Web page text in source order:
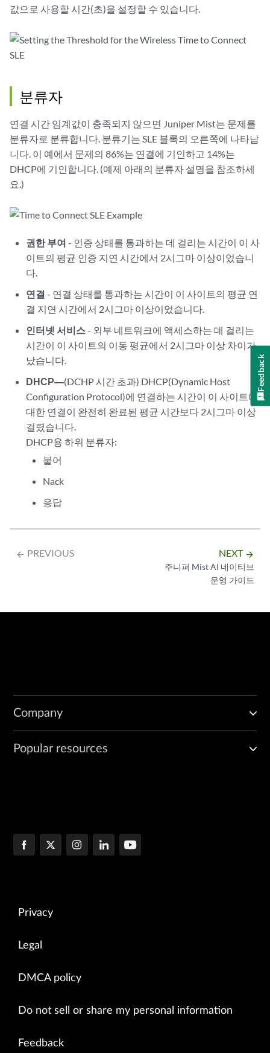
값으로 사용할 시간(초)을 설정할 수 있습니다.
분류자
연결 시간 임계값이 충족되지 않으면 Juniper Mist는 문제를
분류자로 분류합니다. 분류기는 SLE 블록의 오른쪽에 나타납
니다. 이 예에서 문제의 86%는 연결에 기인하고 14%는
DHCP에 기인합니다. (예제 아래의 분류자 설명을 참조하세
요.)
권한 부여 - 인증 상태를 통과하는 데 걸리는 시간이 이 사
이트의 평균 인증 지연 시간에서 2시그마 이상이었습니
다.
연결 - 연결 상태를 통과하는 시간이 이 사이트의 평균 연
결 지연 시간에서 2시그마 이상이었습니다.
인터넷 서비스- 외부 네트워크에 액세스하는 데 걸리는
시간이 이 사이트의 이동 평균에서 2시그마 이상 차이가
났습니다.
DHCP—(DCHP 시간 초과) DHCP(Dynamic Host
Configuration Protocol)에 연결하는 시간이 이 사이트에
대한 연결이 완전히 완료된 평균 시간보다 2시그마 이상
걸렸습니다.
DHCP용 하위 분류자:
붙어
Nack
응답
arrow_backward PREVIOUS NEXT arrow_forward
주니퍼 Mist AI 네이티브
운영 가이드
Company
Popular resources
Privacy
Legal
DMCA policy
Do not sell or share my personal information
Feedback
Feedback